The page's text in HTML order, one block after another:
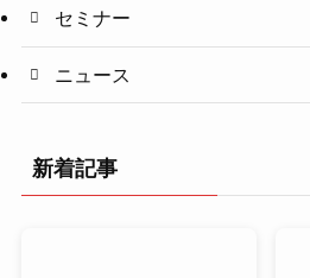
セミナー
ニュース
新着記事